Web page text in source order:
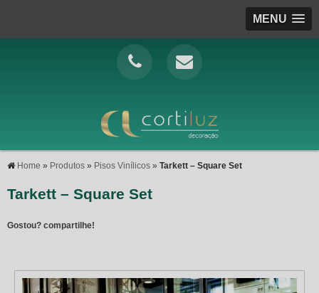
MENU
Home » Produtos » Pisos Vinílicos » Tarkett – Square Set
Tarkett – Square Set
Gostou? compartilhe!